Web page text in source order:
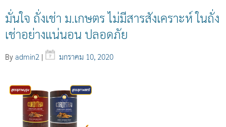
มั่นใจ ถั่งเช่า ม.เกษตร ไม่มีสารสังเคราะห์ ในถั่ง
เช่าอย่างแน่นอน ปลอดภัย
By admin2 | มกราคม 10, 2020